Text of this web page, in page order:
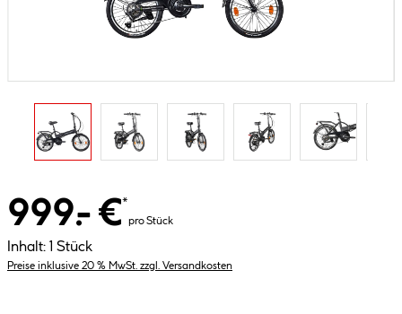
999.- €*
pro Stück
Inhalt: 1 Stück
Preise inklusive 20 % MwSt. zzgl. Versandkosten